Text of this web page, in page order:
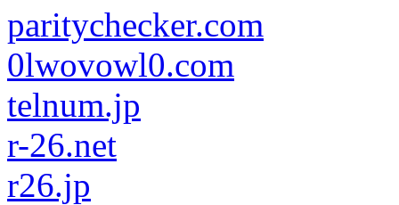
paritychecker.com
0lwovowl0.com
telnum.jp
r-26.net
r26.jp